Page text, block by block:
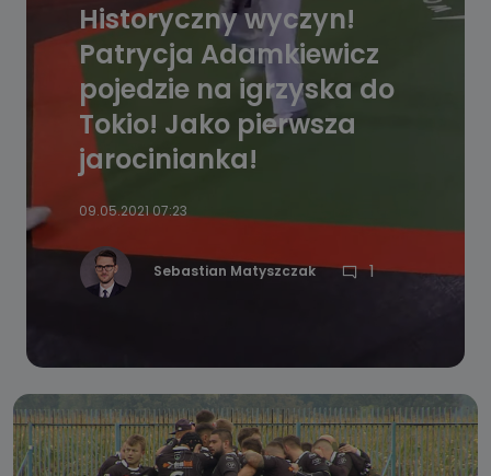
Historyczny wyczyn!
Patrycja Adamkiewicz
pojedzie na igrzyska do
Tokio! Jako pierwsza
jarocinianka!
09.05.2021 07:23
Sebastian Matyszczak 1